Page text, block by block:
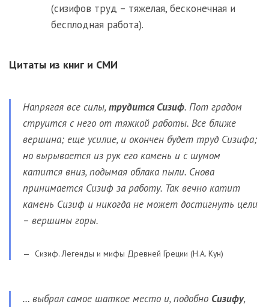
(сизифов труд – тяжелая, бесконечная и
бесплодная работа).
Цитаты из книг и СМИ
Напрягая все силы,трудится Сизиф. Пот градом
струится с него от тяжкой работы. Все ближе
вершина; еще усилие, и окончен будет труд Сизифа;
но вырывается из рук его камень и с шумом
катится вниз, подымая облака пыли. Снова
принимается Сизиф за работу. Так вечно катит
камень Сизиф и никогда не может достигнуть цели
– вершины горы.
Сизиф. Легенды и мифы Древней Греции (Н.А. Кун)
… выбрал самое шаткое место и, подобно Сизифу,